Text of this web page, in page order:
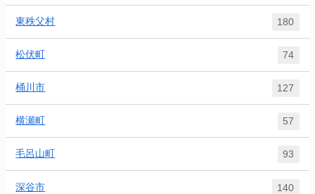
東秩父村 180
松伏町 74
桶川市 127
横瀬町 57
毛呂山町 93
深谷市 140